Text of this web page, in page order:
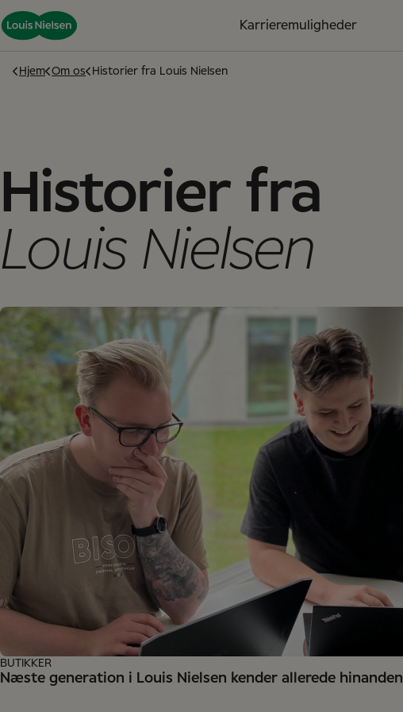
Karrieremuligheder
Hjem Om os Historier fra Louis Nielsen
Historier fra
Louis Nielsen
Næste generation i Louis Nielsen kender allerede hinanden
BUTIKKER